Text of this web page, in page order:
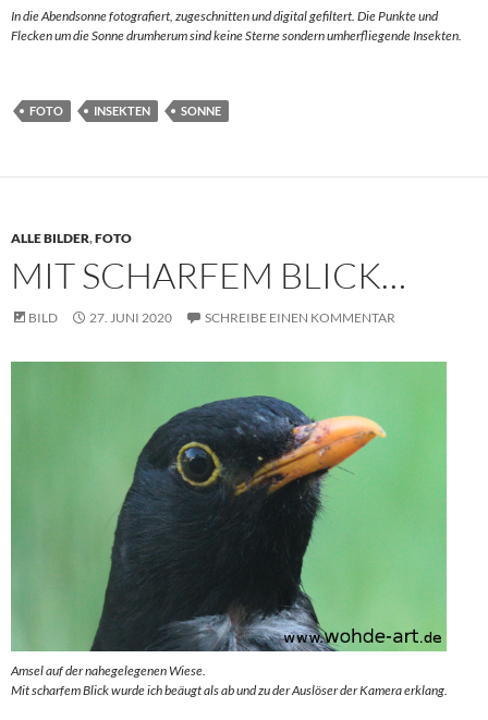
In die Abendsonne fotografiert, zugeschnitten und digital gefiltert. Die Punkte und
Flecken um die Sonne drumherum sind keine Sterne sondern umherfliegende Insekten.
FOTO INSEKTEN SONNE
ALLE BILDER,FOTO
MIT SCHARFEM BLICK…
BILD 27. JUNI 2020 SCHREIBE EINEN KOMMENTAR
Amsel auf der nahegelegenen Wiese.
Mit scharfem Blick wurde ich beäugt als ab und zu der Auslöser der Kamera erklang.